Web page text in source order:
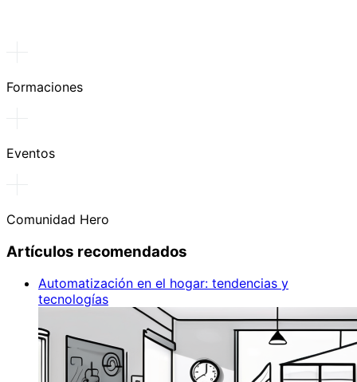
Formaciones
Eventos
Comunidad Hero
Artículos recomendados
Automatización en el hogar: tendencias y
tecnologías